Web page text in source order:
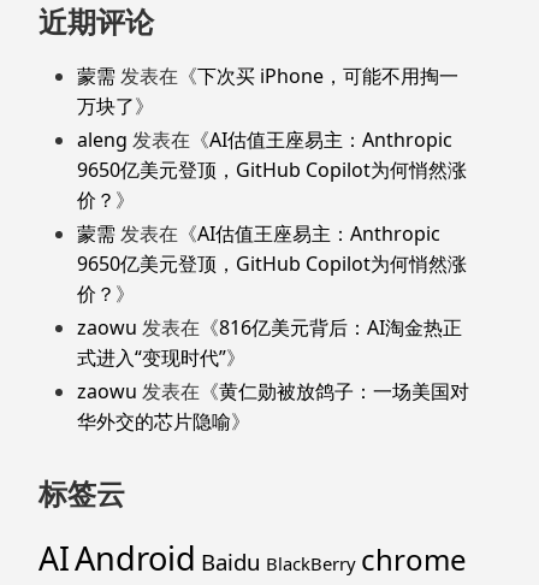
近期评论
蒙需 发表在《下次买 iPhone，可能不用掏一
万块了》
aleng 发表在《AI估值王座易主：Anthropic
9650亿美元登顶，GitHub Copilot为何悄然涨
价？ 》
蒙需 发表在《AI估值王座易主：Anthropic
9650亿美元登顶，GitHub Copilot为何悄然涨
价？ 》
zaowu 发表在《816亿美元背后：AI淘金热正
式进入“变现时代”》
zaowu 发表在《黄仁勋被放鸽子：一场美国对
华外交的芯片隐喻》
标签云
AIAndroid Baidu BlackBerry chrome